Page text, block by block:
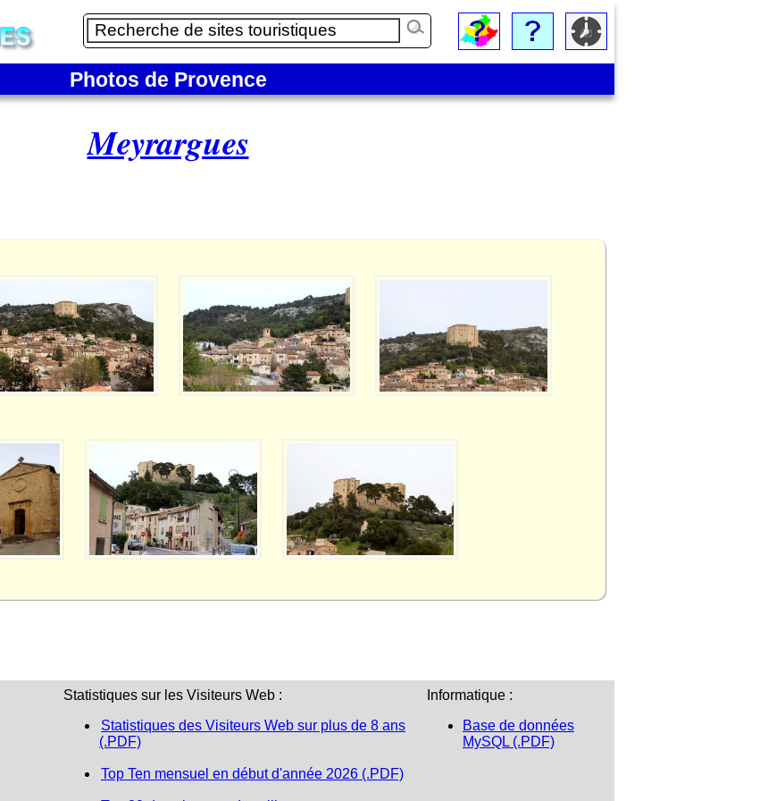
Photos de Provence
Meyrargues
Statistiques sur les Visiteurs Web :
Statistiques des Visiteurs Web sur plus de 8 ans
(.PDF)
Top Ten mensuel en début d'année 2026 (.PDF)
Informatique :
Base de données
MySQL (.PDF)